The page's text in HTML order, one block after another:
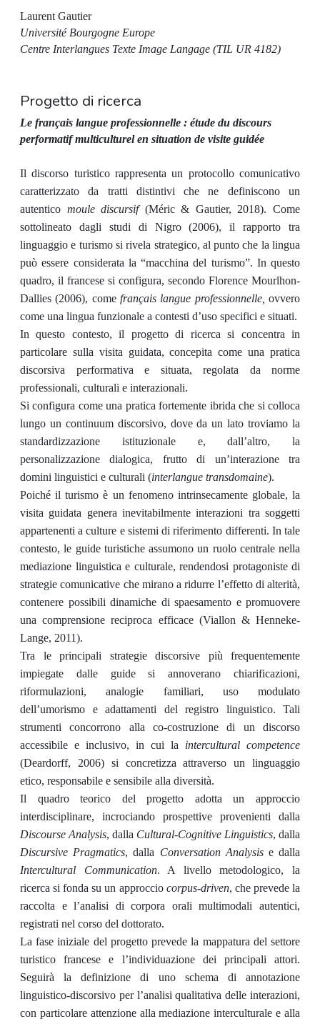
Laurent Gautier
Université Bourgogne Europe
Centre Interlangues Texte Image Langage (TIL UR 4182)
Progetto di ricerca
Le français langue professionnelle : étude du discours
performatif multiculturel en situation de visite guidée
Il discorso turistico rappresenta un protocollo comunicativo
caratterizzato da tratti distintivi che ne definiscono un
autentico moule discursif(Méric & Gautier, 2018). Come
sottolineato dagli studi di Nigro (2006), il rapporto tra
linguaggio e turismo si rivela strategico, al punto che la lingua
può essere considerata la “macchina del turismo”. In questo
quadro, il francese si configura, secondo Florence Mourlhon-
Dallies (2006), come français langue professionnelle, ovvero
come una lingua funzionale a contesti d’uso specifici e situati.
In questo contesto, il progetto di ricerca si concentra in
particolare sulla visita guidata, concepita come una pratica
discorsiva performativa e situata, regolata da norme
professionali, culturali e interazionali.
Si configura come una pratica fortemente ibrida che si colloca
lungo un continuum discorsivo, dove da un lato troviamo la
standardizzazione istituzionale e, dall’altro, la
personalizzazione dialogica, frutto di un’interazione tra
domini linguistici e culturali (interlangue transdomaine).
Poiché il turismo è un fenomeno intrinsecamente globale, la
visita guidata genera inevitabilmente interazioni tra soggetti
appartenenti a culture e sistemi di riferimento differenti. In tale
contesto, le guide turistiche assumono un ruolo centrale nella
mediazione linguistica e culturale, rendendosi protagoniste di
strategie comunicative che mirano a ridurre l’effetto di alterità,
contenere possibili dinamiche di spaesamento e promuovere
una comprensione reciproca efficace (Viallon & Henneke-
Lange, 2011).
Tra le principali strategie discorsive più frequentemente
impiegate dalle guide si annoverano chiarificazioni,
riformulazioni, analogie familiari, uso modulato
dell’umorismo e adattamenti del registro linguistico. Tali
strumenti concorrono alla co-costruzione di un discorso
accessibile e inclusivo, in cui la intercultural competence
(Deardorff, 2006) si concretizza attraverso un linguaggio
etico, responsabile e sensibile alla diversità.
Il quadro teorico del progetto adotta un approccio
interdisciplinare, incrociando prospettive provenienti dalla
Discourse Analysis, dalla Cultural-Cognitive Linguistics, dalla
Discursive Pragmatics, dalla Conversation Analysise dalla
Intercultural Communication. A livello metodologico, la
ricerca si fonda su un approccio corpus-driven, che prevede la
raccolta e l’analisi di corpora orali multimodali autentici,
registrati nel corso del dottorato.
La fase iniziale del progetto prevede la mappatura del settore
turistico francese e l’individuazione dei principali attori.
Seguirà la definizione di uno schema di annotazione
linguistico-discorsivo per l’analisi qualitativa delle interazioni,
con particolare attenzione alla mediazione interculturale e alla